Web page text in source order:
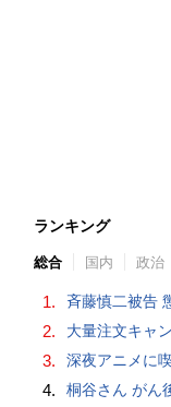
ランキング
総合 国内 政治
1. 斉藤慎二被告
2. 大量注文キャ
3. 深夜アニメに
4. 桐谷さん がん